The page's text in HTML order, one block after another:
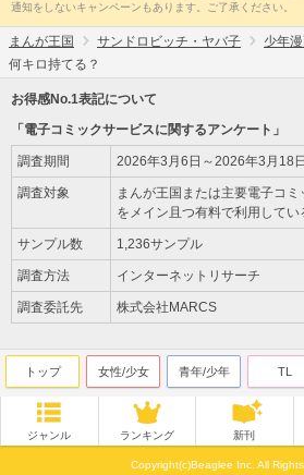
通知をしないキャンペーンもあります。ご了承ください。
まんが王国 サンドロビッチ・ヤバ子 少年
何キロ持てる？
お得感No.1表記について
「電子コミックサービスに関するアンケート」
調査期間 2026年3月6日～2026年3月18日
調査対象
まんが王国または主要電子コ
をメイン且つ有料で利用して
サンプル数 1,236サンプル
調査方法 インターネットリサーチ
調査委託先 株式会社MARCS
トップ 女性/少女 青年/少年 TL
ジャンル ランキング 新刊
Copyright(c)Beaglee Inc. All